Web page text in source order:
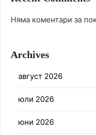
Няма коментари за
Archives
август 2026
юли 2026
юни 2026